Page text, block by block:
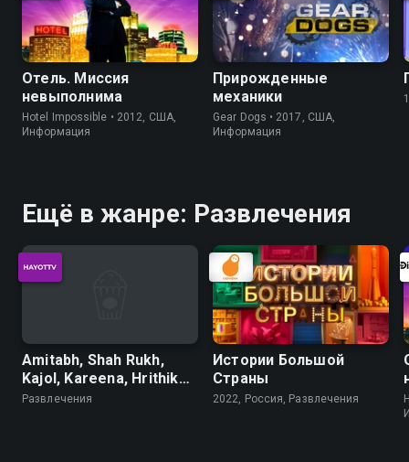
Отель. Миссия
невыполнима
Hotel Impossible • 2012, США,
Информация
Прирожденные
механики
Gear Dogs • 2017, США,
Информация
Ещё в жанре: Развлечения
Amitabh, Shah Rukh,
Kajol, Kareena, Hrithik
Udit Narayan_Gohi
Развлечения
Истории Большой
Страны
2022, Россия, Развлечения